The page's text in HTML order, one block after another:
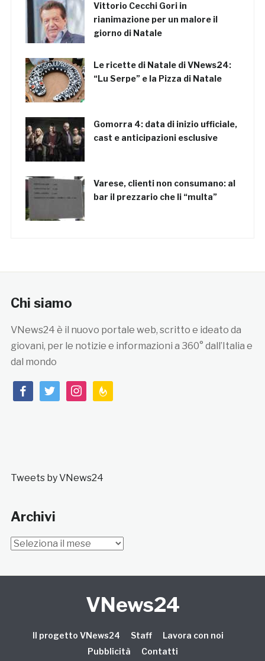
Vittorio Cecchi Gori in
rianimazione per un malore il
giorno di Natale
Le ricette di Natale di VNews24:
“Lu Serpe” e la Pizza di Natale
Gomorra 4: data di inizio ufficiale,
cast e anticipazioni esclusive
Varese, clienti non consumano: al
bar il prezzario che li “multa”
Chi siamo
VNews24 è il nuovo portale web, scritto e ideato da
giovani, per le notizie e informazioni a 360° dall’Italia e
dal mondo
facebooktwitterinstagramfeedburner
Tweets by VNews24
Archivi
Archivi
VNews24
Il progetto VNews24 Staff
Lavora con noi
Pubblicità
Contatti